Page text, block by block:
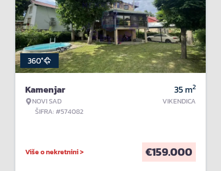
360°
Kamenjar
NOVI SAD
ŠIFRA: #574082
35m2
VIKENDICA
Više o nekretnini > €159.000